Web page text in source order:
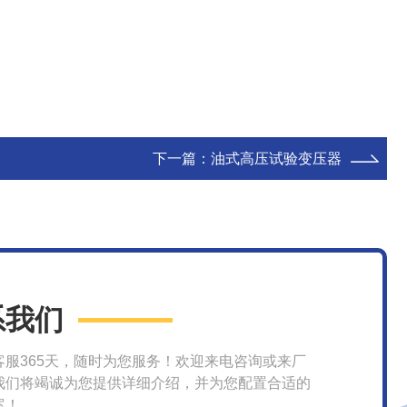
下一篇： 油式高压试验变压器
们
服365天，随时为您服务！欢迎来电咨询或来厂
们将竭诚为您提供详细介绍，并为您配置合适的